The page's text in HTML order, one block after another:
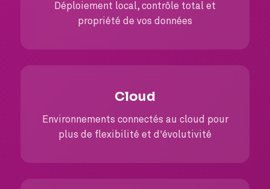
Déploiement local, contrôle total et
propriété de vos données
Cloud
Environnements connectés au cloud pour
plus de flexibilité et d'évolutivité